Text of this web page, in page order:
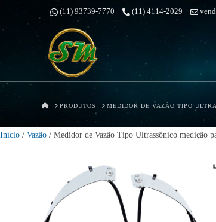
(11) 93739-7770 (11) 4114-2029
Smartins
&
HOMEPRODUTOS MEDIDOR DE VAZÃO TIPO
Início / Vazão / Medidor de Vazão Tipo Ultrassônico medição